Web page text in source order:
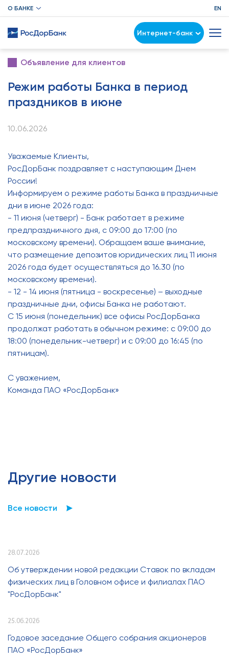
О БАНКЕ EN
Интернет-банк
Объявление для клиентов
Режим работы Банка в период
праздников в июне
10.06.2026
Уважаемые Клиенты,
РосДорБанк поздравляет с наступающим Днем
России!
Информируем о режиме работы Банка в праздничные
дни в июне 2026 года:
- 11 июня (четверг) - Банк работает в режиме
предпраздничного дня, с 09:00 до 17:00 (по
московскому времени). Обращаем ваше внимание,
что размещение депозитов юридических лиц 11 июня
2026 года будет осуществляться до 16.30 (по
московскому времени).
- 12 - 14 июня (пятница - воскресенье) – выходные
праздничные дни, офисы Банка не работают.
С 15 июня (понедельник) все офисы РосДорБанка
продолжат работать в обычном режиме: с 09:00 до
18:00 (понедельник-четверг) и с 09:00 до 16:45 (по
пятницам).
С уважением,
Команда ПАО «РосДорБанк»
Другие новости
Все новости
28.07.2026
Об утверждении новой редакции Ставок по вкладам
физических лиц в Головном офисе и филиалах ПАО
"РосДорБанк"
25.06.2026
Годовое заседание Общего собрания акционеров
ПАО «РосДорБанк»